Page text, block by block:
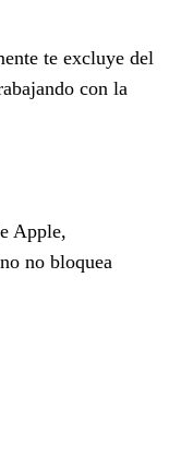
te excluye del
con la
Apple,
no bloquea